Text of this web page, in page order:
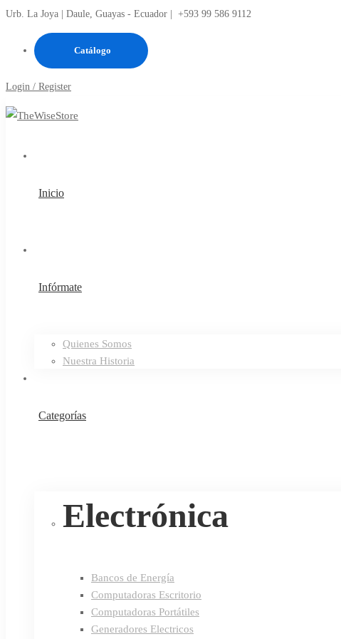
Urb. La Joya | Daule, Guayas - Ecuador | +593 99 586 9112
Catálogo
Login / Register
Inicio
Infórmate
Quienes Somos
Nuestra Historia
Categorías
Electrónica
Bancos de Energía
Computadoras Escritorio
Computadoras Portátiles
Generadores Electricos